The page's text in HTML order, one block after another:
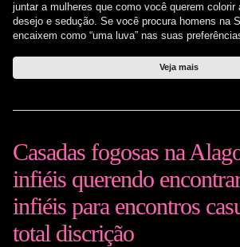
juntar a mulheres que como você querem
desejo e sedução. Se você procura homens na
encaixem como “uma luva” nas suas
Veja mais
Casadas fogosas na
infiéis querendo
infiéis para encontros
total discrição